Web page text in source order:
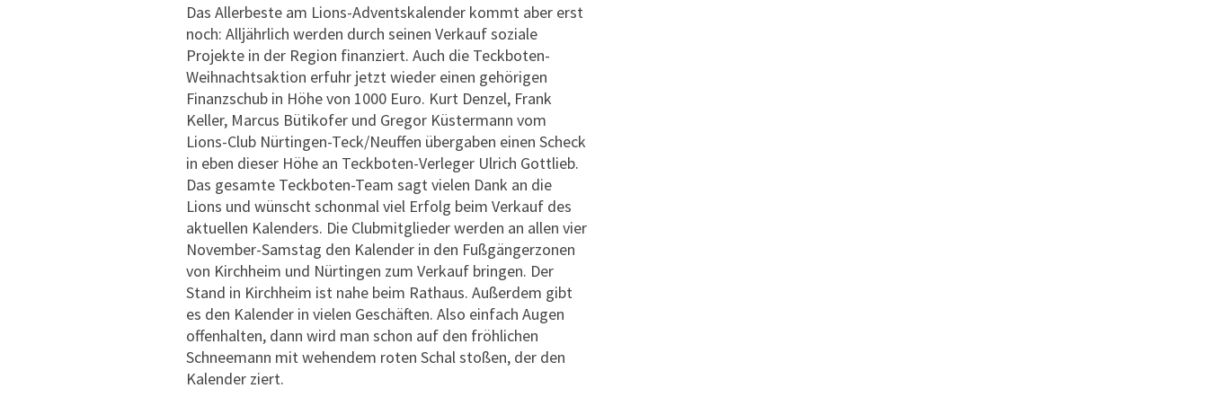
Das Allerbeste am Lions-Adventskalender kommt aber erst
noch: Alljährlich werden durch seinen Verkauf soziale
Projekte in der Region finanziert. Auch die Teckboten-
Weihnachtsaktion erfuhr jetzt wieder einen gehörigen
Finanzschub in Höhe von 1000 Euro. Kurt Denzel, Frank
Keller, Marcus Bütikofer und Gregor Küstermann vom
Lions-Club Nürtingen-Teck/Neuffen übergaben einen Scheck
in eben dieser Höhe an Teckboten-Verleger Ulrich Gottlieb.
Das gesamte Teckboten-Team sagt vielen Dank an die
Lions und wünscht schonmal viel Erfolg beim Verkauf des
aktuellen Kalenders. Die Clubmitglieder werden an allen vier
November-Samstag den Kalender in den Fußgängerzonen
von Kirchheim und Nürtingen zum Verkauf bringen. Der
Stand in Kirchheim ist nahe beim Rathaus. Außerdem gibt
es den Kalender in vielen Geschäften. Also einfach Augen
offenhalten, dann wird man schon auf den fröhlichen
Schneemann mit wehendem roten Schal stoßen, der den
Kalender ziert.